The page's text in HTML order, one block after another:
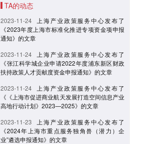
TA的动态
2023-11-24
上海产业政策服务中心发布了
《2023年度上海市标准化推进专项资金项申报
通知》的文章
2023-11-24
上海产业政策服务中心发布了
《张江科学城企业申请2022年度浦东新区财政
扶持政策人才贡献度资金申报通知》的文章
2023-11-24
上海产业政策服务中心发布了
《《上海市促进商业航天发展打造空间信息产业
高地行动计划》2023—2025》的文章
2023-11-23
上海产业政策服务中心发布了
《2024年上海市重点服务独角兽（潜力）企
业”遴选申报通知》的文章